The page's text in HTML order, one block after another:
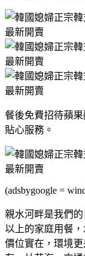
餐後免費招待蘋
貼心服務。
(adsbygoogle =
親水河畔是我們
以上的家庭用餐
價位實在，環境